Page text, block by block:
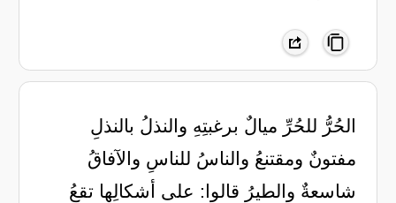
الحُرُّ للحُرِّ ميالٌ برغبتِهِ والنذلُ بالنذلِ
مفتونٌ ومقتنعُ والناسُ للناسِ والآفاقُ
شاسعةٌ والطيرُ قالوا: على أشكالِها تقعُ